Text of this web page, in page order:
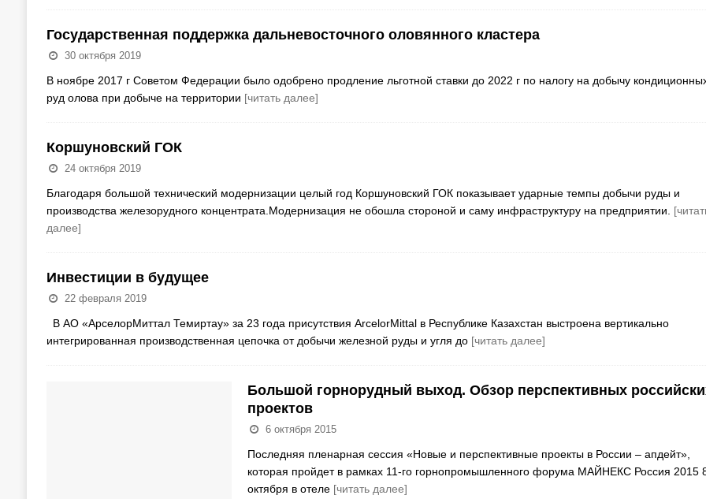
Государственная поддержка дальневосточного оловянного кластера
30 октября 2019
В ноябре 2017 г Советом Федерации было одобрено продление льготной ставки до 2022 г по налогу на добычу
руд олова при добыче на территории [читать далее]
Коршуновский ГОК
24 октября 2019
Благодаря большой технический модернизации целый год Коршуновский ГОК показывает ударные темпы добычи руды и
производства железорудного концентрата.Модернизация не обошла стороной и саму инфраструктуру на предприятии.
далее]
Инвестиции в будущее
22 февраля 2019
B АО «АрселорМиттал Темиртау» за 23 года присутствия ArcelorMittal в Республике Казахстан выстроена вертикально
интегрированная производственная цепочка от добычи железной руды и угля до [читать далее]
Большой горнорудный выход. Обзор перспективных
проектов
6 октября 2015
Последняя пленарная сессия «Новые и перспективные проекты в России – апдейт»,
которая пройдет в рамках 11-го горнопромышленного форума МАЙНЕКС Россия 2015
октября в отеле [читать далее]